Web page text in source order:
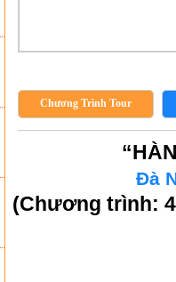
Chương Trình Tour
Đà
(Chương trình: